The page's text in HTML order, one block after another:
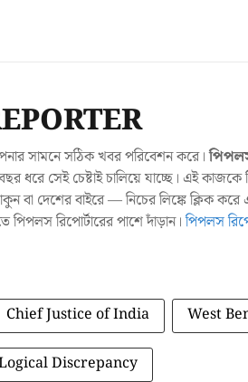
সামনে সঠিক খবর পরিবেশন করে।
সেই চেষ্টাই চালিয়ে যাচ্ছে। এই কাজকে
দেশের বাইরে — নিচের লিঙ্কে ক্লিক করে
পিপলস রিপোর্টারের পাশে দাঁড়ান।পিপলস
Chief Justice of India West
Discrepancy